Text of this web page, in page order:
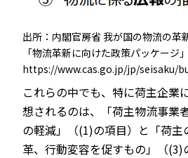
出所：内閣官房省 我が国の物流の革
「物流革新に向けた政策パッケージ
https://www.cas.go.jp/jp/seisaku/
これらの中でも、特に荷主企業
想されるのは、「荷主物流事業
の軽減」（(1)の項目）と「荷
革、行動変容を促すもの」（(3)